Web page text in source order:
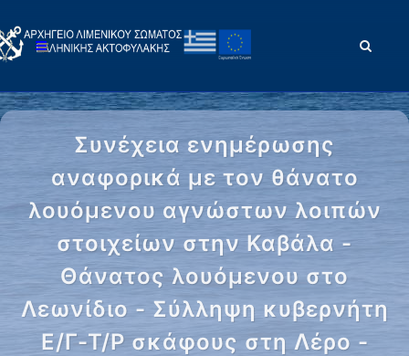
Συνέχεια ενημέρωσης
αναφορικά με τον θάνατο
λουόμενου αγνώστων λοιπών
στοιχείων στην Καβάλα -
Θάνατος λουόμενου στο
Λεωνίδιο - Σύλληψη κυβερνήτη
Ε/Γ-Τ/Ρ σκάφους στη Λέρο -